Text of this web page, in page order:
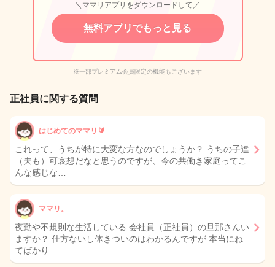
＼ママリアプリをダウンロードして／
無料アプリでもっと見る
※一部プレミアム会員限定の機能もございます
正社員に関する質問
はじめてのママリ🔰
これって、うちが特に大変な方なのでしょうか？ うちの子達
（夫も）可哀想だなと思うのですが、今の共働き家庭ってこ
んな感じな…
ママリ。
夜勤や不規則な生活している 会社員（正社員）の旦那さんい
ますか？ 仕方ないし体きついのはわかるんですが 本当にね
てばかり…